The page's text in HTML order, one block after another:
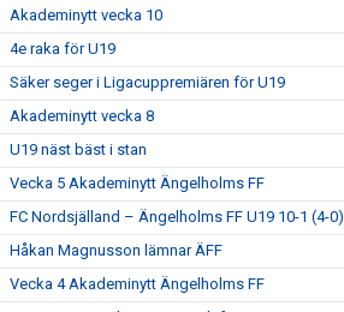
Akademinytt vecka 10
4e raka för U19
Säker seger i Ligacuppremiären för U19
Akademinytt vecka 8
U19 näst bäst i stan
Vecka 5 Akademinytt Ängelholms FF
FC Nordsjälland – Ängelholms FF U19 10-1 (4-0)
Håkan Magnusson lämnar ÄFF
Vecka 4 Akademinytt Ängelholms FF